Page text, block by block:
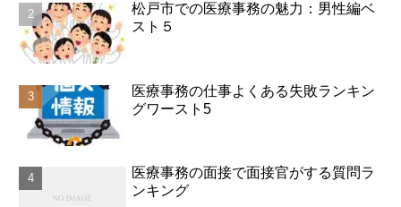
松戸市での医療事務の魅力：男性編ベ
スト５
医療事務の仕事よくある失敗ランキン
グワースト5
医療事務の面接で面接官がする質問ラ
ンキング